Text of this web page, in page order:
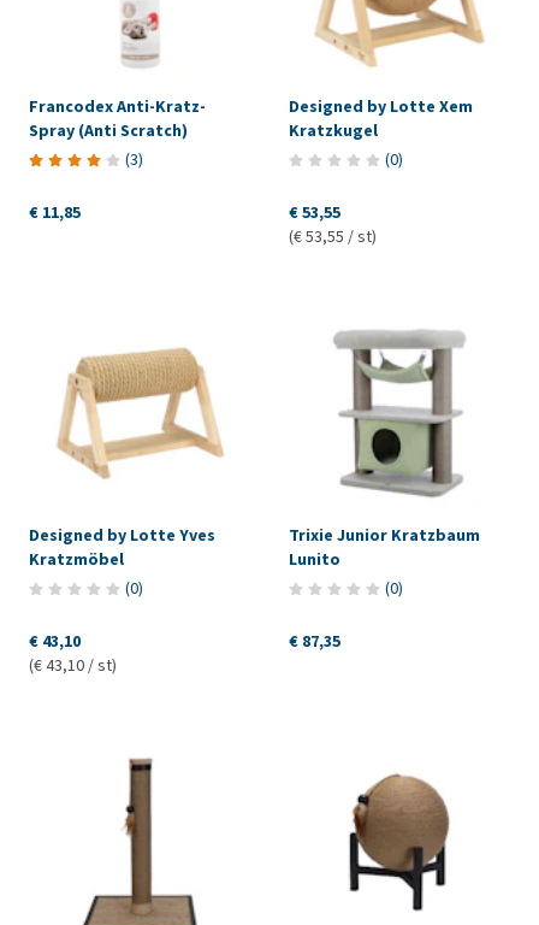
Francodex Anti-Kratz-
Spray (Anti Scratch)
(3)
€ 11,85
Designed by Lotte Xem
Kratzkugel
(0)
€ 53,55
(€ 53,55 / st)
Designed by Lotte Yves
Kratzmöbel
(0)
€ 43,10
(€ 43,10 / st)
Trixie Junior Kratzbaum
Lunito
(0)
€ 87,35